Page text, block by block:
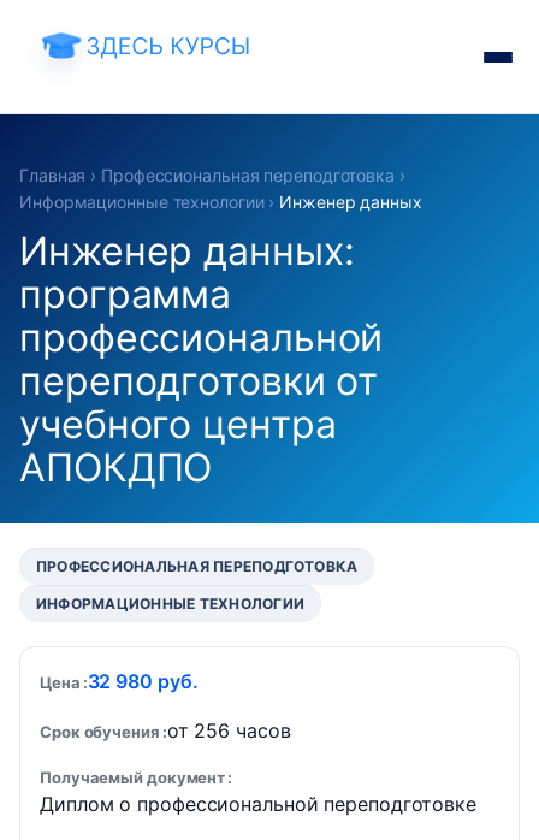
Главная › Профессиональная переподготовка ›
Информационные технологии› Инженер данных
Инженер данных:
программа
профессиональной
переподготовки от
учебного центра
АПОКДПО
ПРОФЕССИОНАЛЬНАЯ ПЕРЕПОДГОТОВКА
ИНФОРМАЦИОННЫЕ ТЕХНОЛОГИИ
Цена 32 980 руб.
Срок обучения от 256 часов
Получаемый документ
Диплом о профессиональной переподготовке